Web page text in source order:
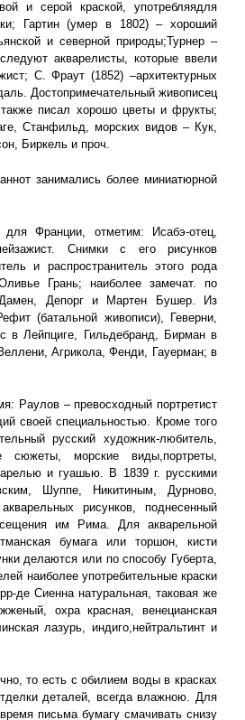
и серой краской, употребляядля
Гартин (умер в 1802) – хороший
и северной природы;Турнер –
акварелисты, которые ввели
С. Фраут (1852) –архитектурных
Достопримечательный живописец
писал хорошо цветы и фрукты;
Станфильд, морских видов – Кук,
Биркель и проч.
занимались более миниатюрной
Франции, отметим: Исабэ-отец,
Снимки с его рисунков
и распространитель этого рода
Грань; наиболее замечат. по
Депорг и Мартен Бушер. Из
(батальной живописи), Геверни,
в Лейпциге, Гильдебранд, Бирман в
Агрикола, Фенди, Гауерман; в
Раулов – превосходный портретист
своей специальностью. Кроме того
русский художник-любитель,
сюжеты, морские виды,портреты,
и гуашью. В 1839 г. русскими
Шуппе, Никитиным, Дурново,
рисунков, поднесенный
им Рима. Для акварельной
бумага или торшон, кисти
делаются или по способу Губерта,
наиболее употребительные краски
де Сиенна натуральная, таковая же
охра красная, венецианская
лазурь, индиго,нейтральтинт и
то есть с обилием воды в красках
деталей, всегда влажною. Для
письма бумагу смачивать снизу